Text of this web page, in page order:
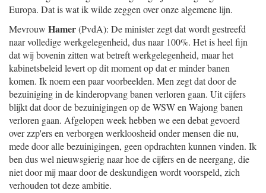
Europa. Dat is wat ik wilde zeggen over onze algemene lijn.
Mevrouw Hamer(PvdA): De minister zegt dat wordt gestreefd
naar volledige werkgelegenheid, dus naar 100%. Het is heel fijn
dat wij bovenin zitten wat betreft werkgelegenheid, maar het
kabinetsbeleid levert op dit moment op dat er minder banen
komen. Ik noem een paar voorbeelden. Men zegt dat door de
bezuiniging in de kinderopvang banen verloren gaan. Uit cijfers
blijkt dat door de bezuinigingen op de WSW en Wajong banen
verloren gaan. Afgelopen week hebben we een debat gevoerd
over zzp'ers en verborgen werkloosheid onder mensen die nu,
mede door alle bezuinigingen, geen opdrachten kunnen vinden. Ik
ben dus wel nieuwsgierig naar hoe de cijfers en de neergang, die
niet door mij maar door de deskundigen wordt voorspeld, zich
verhouden tot deze ambitie.